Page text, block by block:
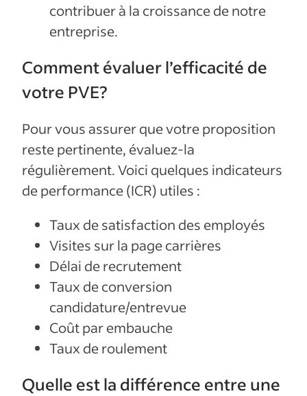
contribuer à la croissance de notre
entreprise.
Comment évaluer l’efficacité de
votre PVE?
Pour vous assurer que votre proposition
reste pertinente, évaluez-la
régulièrement. Voici quelques indicateurs
de performance (ICR) utiles :
Taux de satisfaction des employés
Visites sur la page carrières
Délai de recrutement
Taux de conversion
candidature/entrevue
Coût par embauche
Taux de roulement
Quelle est la différence entre une